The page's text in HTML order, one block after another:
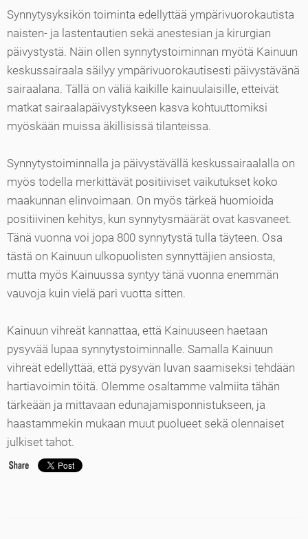
Synnytysyksikön toiminta edellyttää ympärivuorokautista
naisten- ja lastentautien sekä anestesian ja kirurgian
päivystystä. Näin ollen synnytystoiminnan myötä Kainuun
keskussairaala säilyy ympärivuorokautisesti päivystävänä
sairaalana. Tällä on väliä kaikille kainuulaisille, etteivät
matkat sairaalapäivystykseen kasva kohtuuttomiksi
myöskään muissa äkillisissä tilanteissa.
Synnytystoiminnalla ja päivystävällä keskussairaalalla on
myös todella merkittävät positiiviset vaikutukset koko
maakunnan elinvoimaan. On myös tärkeä huomioida
positiivinen kehitys, kun synnytysmäärät ovat kasvaneet.
Tänä vuonna voi jopa 800 synnytystä tulla täyteen. Osa
tästä on Kainuun ulkopuolisten synnyttäjien ansiosta,
mutta myös Kainuussa syntyy tänä vuonna enemmän
vauvoja kuin vielä pari vuotta sitten.
Kainuun vihreät kannattaa, että Kainuuseen haetaan
pysyvää lupaa synnytystoiminnalle. Samalla Kainuun
vihreät edellyttää, että pysyvän luvan saamiseksi tehdään
hartiavoimin töitä. Olemme osaltamme valmiita tähän
tärkeään ja mittavaan edunajamisponnistukseen, ja
haastammekin mukaan muut puolueet sekä olennaiset
julkiset tahot.